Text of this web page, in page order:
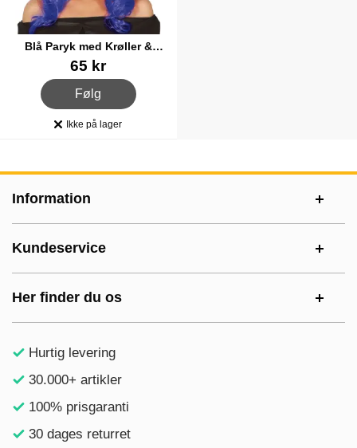
Blå Paryk med Krøller &
Pandehår
Varenr 8609465 kr
Følg
, Blå Paryk med Krøller & Pandehår
Produkttilgængelighed:
Ikke på lager
Information
Kundeservice
Her finder du os
Hurtig levering
30.000+ artikler
100% prisgaranti
30 dages returret